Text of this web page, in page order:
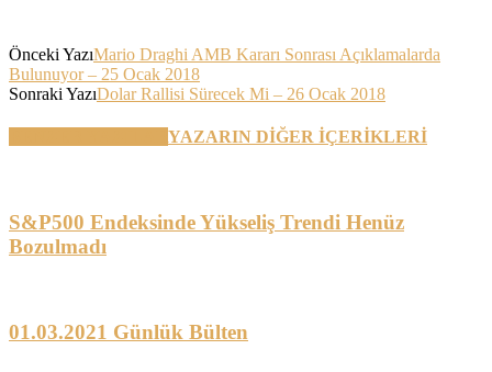
Önceki YazıMario Draghi AMB Kararı Sonrası Açıklamalarda
Bulunuyor – 25 Ocak 2018
Sonraki YazıDolar Rallisi Sürecek Mi – 26 Ocak 2018
YAZARIN DİĞER İÇERİKLERİ
S&P500 Endeksinde Yükseliş Trendi Henüz
Bozulmadı
01.03.2021 Günlük Bülten